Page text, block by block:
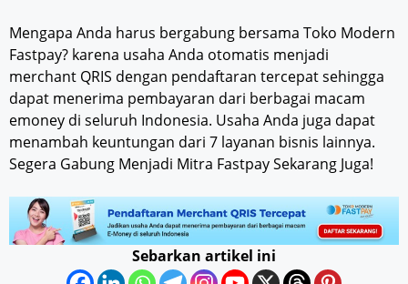
Mengapa Anda harus bergabung bersama Toko Modern
Fastpay? karena usaha Anda otomatis menjadi
merchant QRIS dengan pendaftaran tercepat sehingga
dapat menerima pembayaran dari berbagai macam
emoney di seluruh Indonesia. Usaha Anda juga dapat
menambah keuntungan dari 7 layanan bisnis lainnya.
Segera Gabung Menjadi Mitra Fastpay Sekarang Juga!
Sebarkan artikel ini